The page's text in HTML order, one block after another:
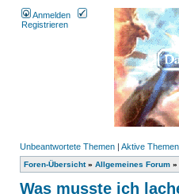
Anmelden
Registrieren
Unbeantwortete Themen | Aktive Themen
Foren-Übersicht» Allgemeines Forum »
Was musste ich